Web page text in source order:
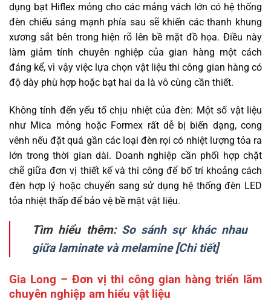
dụng bạt Hiflex mỏng cho các mảng vách lớn có hệ thống
đèn chiếu sáng mạnh phía sau sẽ khiến các thanh khung
xương sắt bên trong hiện rõ lên bề mặt đồ họa. Điều này
làm giảm tính chuyên nghiệp của gian hàng một cách
đáng kể, vì vậy việc lựa chọn vật liệu thi công gian hàng có
độ dày phù hợp hoặc bạt hai da là vô cùng cần thiết.
Không tính đến yếu tố chịu nhiệt của đèn: Một số vật liệu
như Mica mỏng hoặc Formex rất dễ bị biến dạng, cong
vênh nếu đặt quá gần các loại đèn rọi có nhiệt lượng tỏa ra
lớn trong thời gian dài. Doanh nghiệp cần phối hợp chặt
chẽ giữa đơn vị thiết kế và thi công để bố trí khoảng cách
đèn hợp lý hoặc chuyển sang sử dụng hệ thống đèn LED
tỏa nhiệt thấp để bảo vệ bề mặt vật liệu.
Tìm hiểu thêm: So sánh sự khác nhau
giữa laminate và melamine [Chi tiết]
Gia Long – Đơn vị thi công gian hàng triển lãm
chuyên nghiệp am hiểu vật liệu